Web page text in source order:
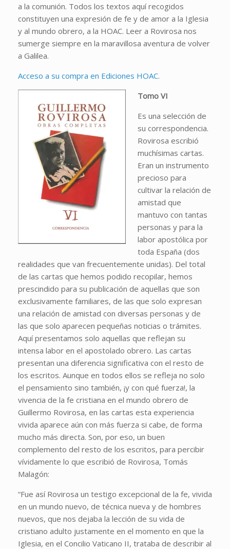
a la comunión. Todos los textos aquí recogidos
constituyen una expresión de fe y de amor a la Iglesia
y al mundo obrero, a la HOAC. Leer a Rovirosa nos
sumerge siempre en la maravillosa aventura de volver
a Galilea.
Acceso a su compra en Ediciones HOAC.
Tomo VI
Es una selección de
su correspondencia.
Rovirosa escribió
muchísimas cartas.
Eran un instrumento
precioso para
cultivar la relación de
amistad que
mantuvo con tantas
personas y para la
labor apostólica por
toda España (dos
realidades que van frecuentemente unidas). Del total
de las cartas que hemos podido recopilar, hemos
prescindido para su publicación de aquellas que son
exclusivamente familiares, de las que solo expresan
una relación de amistad con diversas personas y de
las que solo aparecen pequeñas noticias o trámites.
Aquí presentamos solo aquellas que reflejan su
intensa labor en el apostolado obrero. Las cartas
presentan una diferencia significativa con el resto de
los escritos. Aunque en todos ellos se refleja no solo
el pensamiento sino también, ¡y con qué fuerza!, la
vivencia de la fe cristiana en el mundo obrero de
Guillermo Rovirosa, en las cartas esta experiencia
vivida aparece aún con más fuerza si cabe, de forma
mucho más directa. Son, por eso, un buen
complemento del resto de los escritos, para percibir
vívidamente lo que escribió de Rovirosa, Tomás
Malagón:
“Fue así Rovirosa un testigo excepcional de la fe, vivida
en un mundo nuevo, de técnica nueva y de hombres
nuevos, que nos dejaba la lección de su vida de
cristiano adulto justamente en el momento en que la
Iglesia, en el Concilio Vaticano II, trataba de describir al